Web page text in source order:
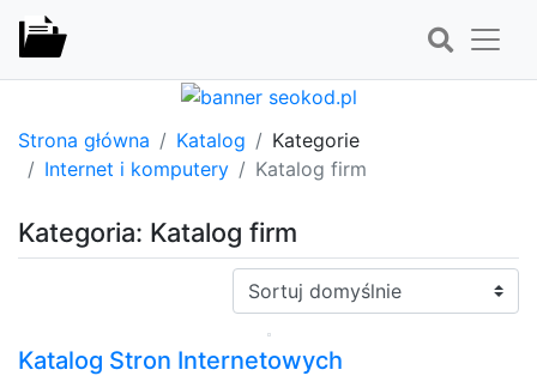
Strona główna Katalog
Kategorie
Internet i komputery
Katalog firm
Kategoria: Katalog firm
Sortuj:
Katalog Stron Internetowych